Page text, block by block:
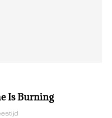
Is Burning